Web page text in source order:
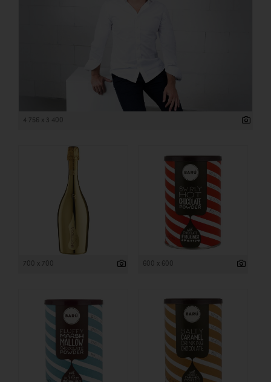
4 756 x 3 400
700 x 700 600 x 600